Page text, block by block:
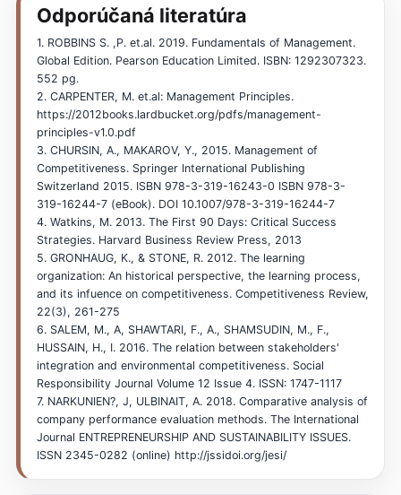
Odporúčaná literatúra
1. ROBBINS S. ,P. et.al. 2019. Fundamentals of Management.
Global Edition. Pearson Education Limited. ISBN: 1292307323.
552 pg.
2. CARPENTER, M. et.al: Management Principles.
https://2012books.lardbucket.org/pdfs/management-
principles-v1.0.pdf
3. CHURSIN, A., MAKAROV, Y., 2015. Management of
Competitiveness. Springer International Publishing
Switzerland 2015. ISBN 978-3-319-16243-0 ISBN 978-3-
319-16244-7 (eBook). DOI 10.1007/978-3-319-16244-7
4. Watkins, M. 2013. The First 90 Days: Critical Success
Strategies. Harvard Business Review Press, 2013
5. GRONHAUG, K., & STONE, R. 2012. The learning
organization: An historical perspective, the learning process,
and its infuence on competitiveness. Competitiveness Review,
22(3), 261-275
6. SALEM, M., A, SHAWTARI, F., A., SHAMSUDIN, M., F.,
HUSSAIN, H., I. 2016. The relation between stakeholders'
integration and environmental competitiveness. Social
Responsibility Journal Volume 12 Issue 4. ISSN: 1747-1117
7. NARKUNIEN?, J, ULBINAIT, A. 2018. Comparative analysis of
company performance evaluation methods. The International
Journal ENTREPRENEURSHIP AND SUSTAINABILITY ISSUES.
ISSN 2345-0282 (online) http://jssidoi.org/jesi/